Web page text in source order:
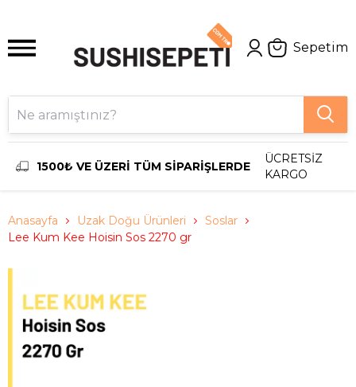
Sepetim
1500₺ VE ÜZERİ TÜM SİPARİŞLERDE
ÜCRETSİZ
KARGO
Anasayfa Uzak Doğu Ürünleri
Soslar
Lee Kum Kee Hoisin Sos 2270 gr